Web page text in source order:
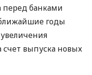
банками
годы
счет выпуска новых